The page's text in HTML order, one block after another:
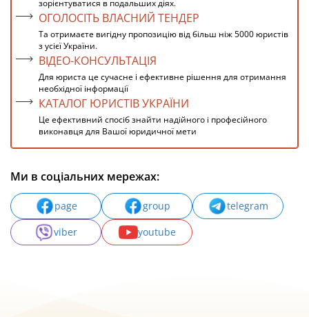
зорієнтуватися в подальших діях.
ОГОЛОСІТЬ ВЛАСНИЙ ТЕНДЕР
Та отримаєте вигідну пропозицію від більш ніж 5000 юристів
з усієї України.
ВІДЕО-КОНСУЛЬТАЦІЯ
Для юриста це сучасне і ефективне рішення для отримання
необхідної інформації
КАТАЛОГ ЮРИСТІВ УКРАЇНИ
Це ефективний спосіб знайти надійного і професійного
виконавця для Вашої юридичної мети
Ми в соціальних мережах:
page group
telegram
viber
youtube